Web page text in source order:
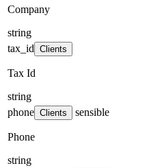
Company
string
tax_id Clients
Tax Id
string
phone Clients sensible
Phone
string